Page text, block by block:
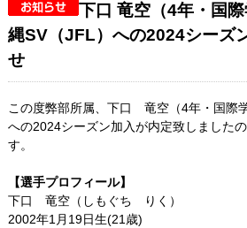
ニュース
クラブプロフィール
スケジュール
リンク
下口 竜空（4年・国
縄SV（JFL）への2024シーズ
せ
この度弊部所属、下口 竜空（4年・国際
への2024シーズン加入が内定致しました
す。
【選手プロフィール】
下口 竜空（しもぐち りく）
2002年1月19日生(21歳)